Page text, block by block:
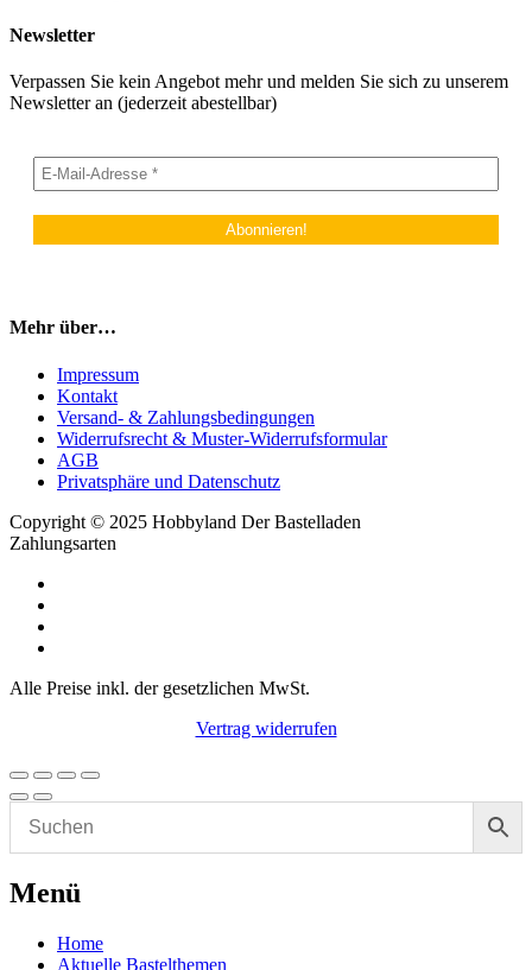
Newsletter
Verpassen Sie kein Angebot mehr und melden Sie sich zu unserem
Newsletter an (jederzeit abestellbar)
Mehr über…
Impressum
Kontakt
Versand- & Zahlungsbedingungen
Widerrufsrecht & Muster-Widerrufsformular
AGB
Privatsphäre und Datenschutz
Copyright © 2025 Hobbyland Der Bastelladen
Zahlungsarten
Alle Preise inkl. der gesetzlichen MwSt.
Vertrag widerrufen
Menü
Home
Aktuelle Bastelthemen